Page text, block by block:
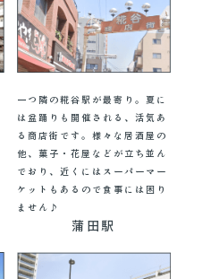
一つ隣の糀谷駅が最寄り。夏に
は盆踊りも開催される、活気あ
る商店街です。様々な居酒屋の
他、菓子・花屋などが立ち並ん
でおり、近くにはスーパーマー
ケットもあるので食事には困り
ません♪
蒲田駅